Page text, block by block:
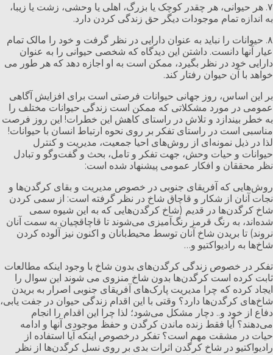
۷. هر حیوانی، هر چقدر کوچک یا بزرگ، اهلی یا وحشی، زشت یا زیبا،
به اندازه تمام موجودات دیگر حق زندگی کردن دارد.
۸. حیوانات را نباید به عنوان دارایی در نظر گرفت و خود را مالک تمام
عیار آنها دانست. داشتن این دیدگاه که شخصی حیوانی را به عنوان
دارایی خود در نظر بگیرد، ممکن است به او اجازه دهد که هر طور می
خواهد با آن حیوان رفتار کند.
بر این اساس، روز جهانی حیوانات فرصتی است برای افزایش آگاهی
عمومی در مورد مشکلاتی که ممکن است زندگی حیوانات مختلف را
به خطر بیندازد و تلاش در راستای کاهش این خطرات! این روز فرصت
مناسبی است در راستای تفکر بر روی نحوه ارتباط انسان با حیوانات!
لذا در ذیل نمونه‌ای از روش‌های احیا جمعیت، مدیریت و کنترل
حیوانات و حیات وحش، جهت تفکر و تامل، بحث و گفت‌وگو و تبادل
نظر محققان و افکار عمومی پیشنهاد شده است:
روش‌هایی که آفریقای جنوبی در خصوص مدیریت و بقای کرگدن‌ها و
نجات آنان از شکار و قاچاق شاخ در نظر گرفته است: از سمی کردن
شاخ کرگدن‌ها در قدیم (شاخ کرگدن‌هایی که به این شیوه سمی
شده‌اند، به رنگ قرمز رنگ‌آمیزی می‌شوند تا قاچاقچیان به سمت آنان
نروند) تا بریدن شاخ آنان توسط محیط‌بانان و اکنون نیز آلوده کردن
شاخ‌ها به رادیواکتیو و…
تفکر در خصوص زندگی کرگدن‌های بدون شاخ با وجود اینکه مطالعات
ثابت کرده است کرگدن‌ها بدون شاخ منزوی می شوند این سوال را
ایجاد کرده که چرا مدیریت پارک‌های آفریقای جنوبی اصرار به بریدن
شاخ‌های کرگدن‌ها دارد؟ وقتی با این اقدام زندگی حیوان در جفت یابی،
دفاع از خود و.. دچار مشکل می‌شود؛ لذا چرا این اقدام را انجام
می‌دهند؟ آیا فقط زنده ماندن کرگدن و حفظ موجودی آنها و ادامه
حیات در مشقت مهم است؟ تفکر درخصوص اینکه آیا استفاده از
رادیواکتیو در شاخ کرگدن اثرات بدی بر روی نسل کرگدن‌ها از نظر